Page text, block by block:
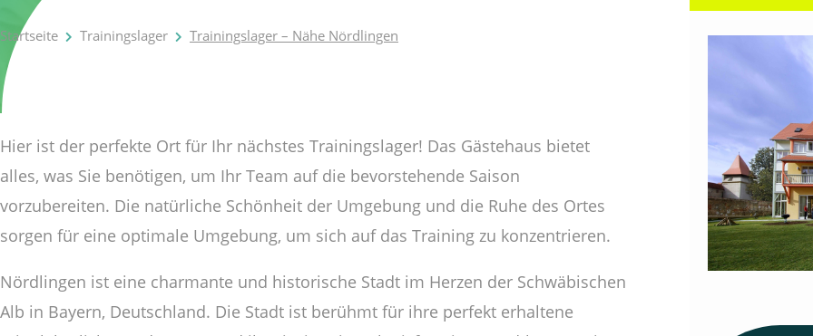
Startseite Trainingslager Trainingslager – Nähe Nördlingen
Hier ist der perfekte Ort für Ihr nächstes Trainingslager! Das Gästehaus bietet
alles, was Sie benötigen, um Ihr Team auf die bevorstehende Saison
vorzubereiten. Die natürliche Schönheit der Umgebung und die Ruhe des Ortes
sorgen für eine optimale Umgebung, um sich auf das Training zu konzentrieren.
Nördlingen ist eine charmante und historische Stadt im Herzen der Schwäbischen
Alb in Bayern, Deutschland. Die Stadt ist berühmt für ihre perfekt erhaltene